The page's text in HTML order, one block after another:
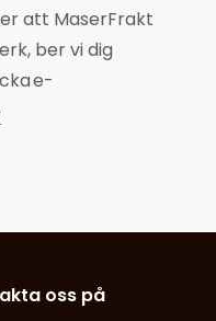
att MaserFrakt
ber vi dig
e-
oss på